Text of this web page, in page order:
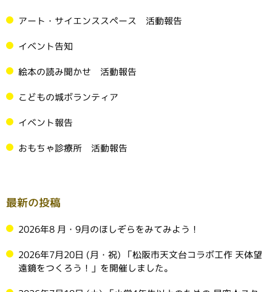
アート・サイエンススペース 活動報告
イベント告知
絵本の読み聞かせ 活動報告
こどもの城ボランティア
イベント報告
おもちゃ診療所 活動報告
最新の投稿
2026年8 月・9月のほしぞらをみてみよう！
2026年7月20日 (月・祝) 「松阪市天文台コラボ工作 天体望
遠鏡をつくろう！」を開催しました。